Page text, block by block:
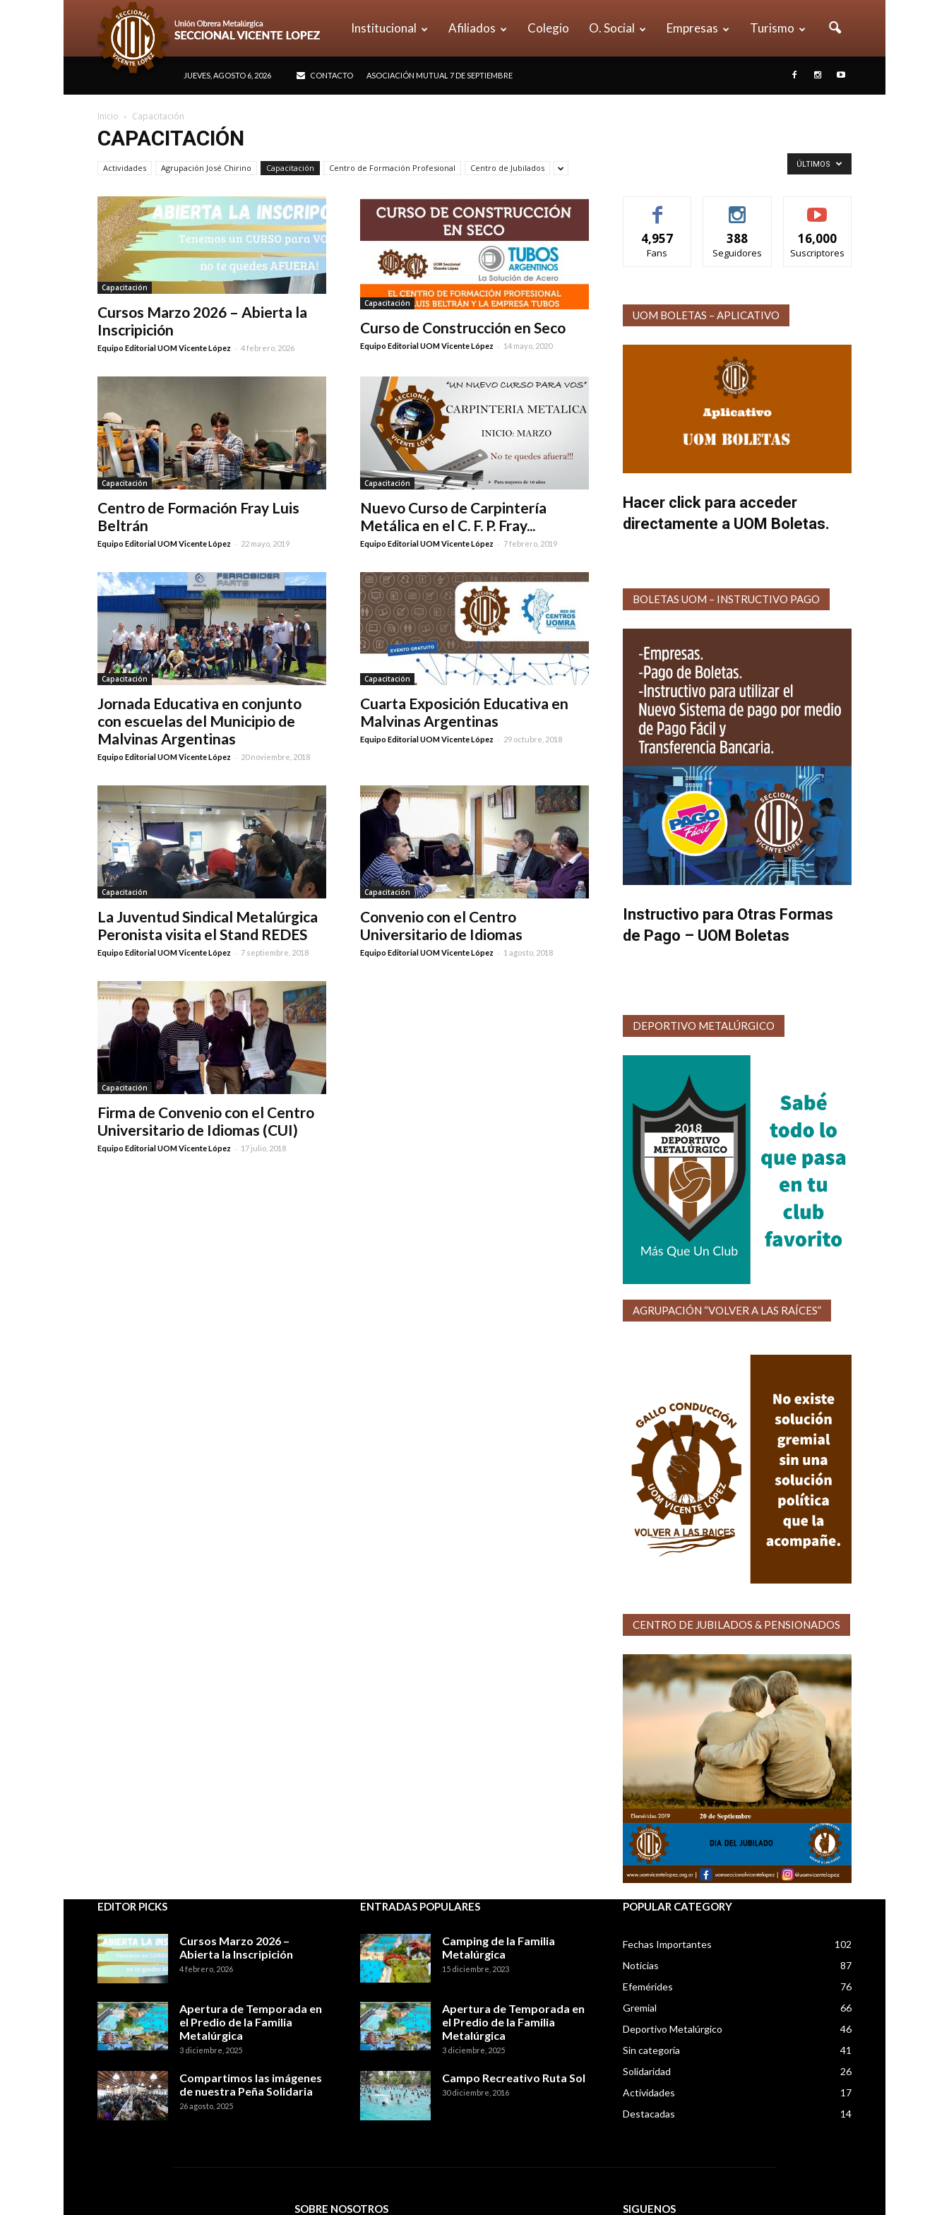
UOM
López
Institucional Afiliados Colegio O. Social Empresas Turismo
JUEVES, AGOSTO 6, 2026 CONTACTO ASOCIACIÓN MUTUAL 7 DE SEPTIEMBRE
Inicio Capacitación
CAPACITACIÓN
Actividades Agrupación José Chirino Capacitación Centro de Formación Profesional Centro de Jubilados ÚLTIMOS
Capacitación
Cursos Marzo 2026 – Abierta la
Inscripición
Equipo Editorial UOM Vicente López - 4 febrero, 2026
Capacitación
Curso de Construcción en Seco
Equipo Editorial UOM Vicente López - 14 mayo, 2020
Capacitación
Centro de Formación Fray Luis
Beltrán
Equipo Editorial UOM Vicente López - 22 mayo, 2019
Capacitación
Nuevo Curso de Carpintería
Metálica en el C. F. P. Fray...
Equipo Editorial UOM Vicente López - 7 febrero, 2019
Capacitación
Jornada Educativa en conjunto
con escuelas del Municipio de
Malvinas Argentinas
Equipo Editorial UOM Vicente López - 20 noviembre, 2018
Capacitación
Cuarta Exposición Educativa en
Malvinas Argentinas
Equipo Editorial UOM Vicente López - 29 octubre, 2018
Capacitación
La Juventud Sindical Metalúrgica
Peronista visita el Stand REDES
Equipo Editorial UOM Vicente López - 7 septiembre, 2018
Capacitación
Convenio con el Centro
Universitario de Idiomas
Equipo Editorial UOM Vicente López - 1 agosto, 2018
Capacitación
Firma de Convenio con el Centro
Universitario de Idiomas (CUI)
Equipo Editorial UOM Vicente López - 17 julio, 2018
4,957
Fans
388
Seguidores
16,000
Suscriptores
UOM BOLETAS – APLICATIVO
Hacer click para acceder
directamente a UOM Boletas.
BOLETAS UOM – INSTRUCTIVO PAGO
Instructivo para Otras Formas
de Pago – UOM Boletas
DEPORTIVO METALÚRGICO
AGRUPACIÓN “VOLVER A LAS RAÍCES”
CENTRO DE JUBILADOS & PENSIONADOS
EDITOR PICKS
Cursos Marzo 2026 –
Abierta la Inscripición
4 febrero, 2026
Apertura de Temporada en
el Predio de la Familia
Metalúrgica
3 diciembre, 2025
Compartimos las imágenes
de nuestra Peña Solidaria
26 agosto, 2025
ENTRADAS POPULARES
Camping de la Familia
Metalúrgica
15 diciembre, 2023
Apertura de Temporada en
el Predio de la Familia
Metalúrgica
3 diciembre, 2025
Campo Recreativo Ruta Sol
30 diciembre, 2016
POPULAR CATEGORY
Fechas Importantes
102
Noticias
87
Efemérides
76
Gremial
66
Deportivo Metalúrgico
46
Sin categoría
41
Solidaridad
26
Actividades
17
Destacadas
14
SOBRE NOSOTROS SIGUENOS